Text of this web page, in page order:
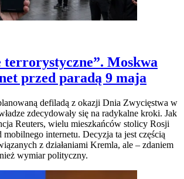
terrorystyczne”. Moskwa
przed paradą 9 maja
defiladą z okazji Dnia Zwycięstwa w
zdecydowały się na radykalne kroki. Jak
Reuters, wielu mieszkańców stolicy Rosji
mobilnego internetu. Decyzja ta jest częścią
z działaniami Kremla, ale – zdaniem
wymiar polityczny.